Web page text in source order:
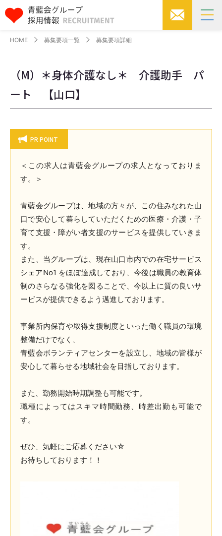
HOME 募集要項一覧 募集要項詳細
（M）＊身体介護なし＊ 介護助手 パ
ート 【山口】
PR POINT
＜この求人は青藍会グループの求人となっておりま
す。＞
青藍会グループは、地域の方々が、この住みなれた山
口で安心して暮らしていただくための医療・介護・子
育て支援・障がい者支援のサービスを提供していきま
す。
また、当グループは、現在山口市内での在宅サービス
シェアNo1 をほぼ達成しており、今後は職員の教育体
制のさらなる強化を図ることで、今以上に質の良いサ
ービスが提供できるよう邁進しております。
事業所内保育や取得支援制度といった働く職員の環境
整備だけでなく、
青藍会ボランティアセンターを設立し、地域の皆様が
安心して暮らせる地域社会を目指しております。
また、勤務開始時期調整も可能です。
職種によってはスキマ時間勤務、時差出勤も可能で
す。
ぜひ、気軽にご応募ください☆
お待ちしております！！